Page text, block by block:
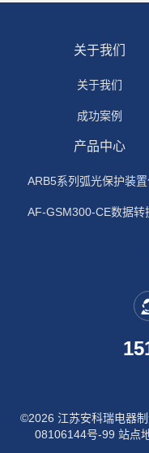
关于我们
关于我们
成功案例
产品中心
©2026 江苏安科瑞电器
08106144号-99 站点